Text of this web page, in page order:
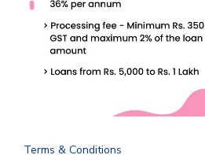
Terms & Conditions